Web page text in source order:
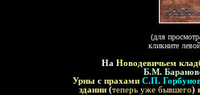
(для
кликните
На Новодевичьем
Б.М.
Урны с прахами С.П.
здании (теперь уже бывшего)